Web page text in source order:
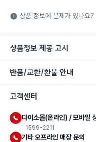
식품용 기구: 식품
는 식품첨가물에
상품 정보에 문제가 있나요?
상품정보 제공 고시
반품/교환/환불 안내
고객센터
다이소몰(온라인) / 모바일
1599-2211
기타 오프라인 매장 문의